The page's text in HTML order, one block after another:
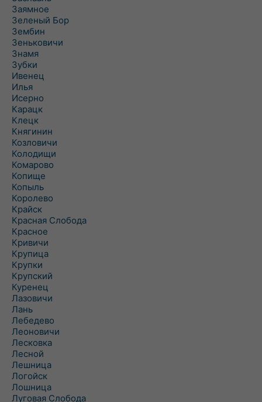
Заямное
Зеленый Бор
Зембин
Зеньковичи
Знамя
Зубки
Ивенец
Илья
Исерно
Карацк
Клецк
Княгинин
Козловичи
Колодищи
Комарово
Копище
Копыль
Королево
Крайск
Красная Слобода
Красное
Кривичи
Крупица
Крупки
Крупский
Куренец
Лазовичи
Лань
Лебедево
Леоновичи
Лесковка
Лесной
Лешница
Логойск
Лошница
Луговая Слобода